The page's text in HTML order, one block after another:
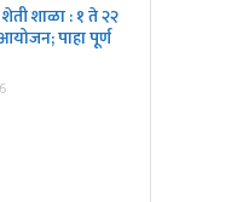
शाळा : १ ते २२
पाहा पूर्ण